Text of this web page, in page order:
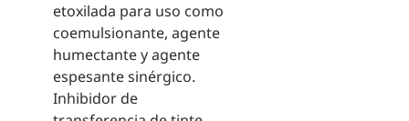
etoxilada para uso como
coemulsionante, agente
humectante y agente
espesante sinérgico.
Inhibidor de